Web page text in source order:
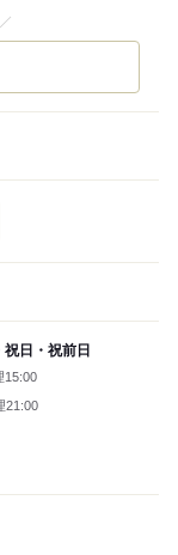
日・祝前日
15:00
21:00